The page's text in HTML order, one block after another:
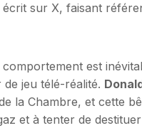
sur X, faisant
est
jeu télé-réalité.
la Chambre, et cette
et à tenter de destituer